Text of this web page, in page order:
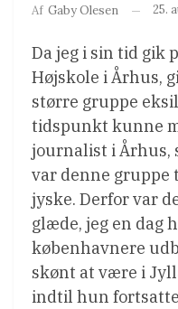
Af Gaby Olesen 25.
Da jeg i sin tid gik
Højskole i Århus,
større gruppe
tidspunkt kunne
journalist i Århus,
var denne gruppe
jyske. Derfor var
glæde, jeg en dag
københavnere
skønt at være i
indtil hun